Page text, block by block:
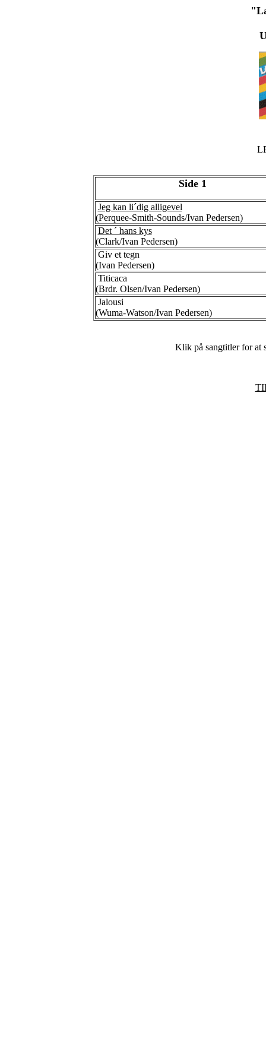
Side 1
Jeg kan li´dig alligevel
(Perquee-Smith-Sounds/Ivan Pedersen)
Det ´ hans kys
(Clark/Ivan Pedersen)
Giv et tegn
(Ivan Pedersen)
Titicaca
(Brdr. Olsen/Ivan Pedersen)
Jalousi
(Wuma-Watson/Ivan Pedersen)
Klik på sangtitler for at